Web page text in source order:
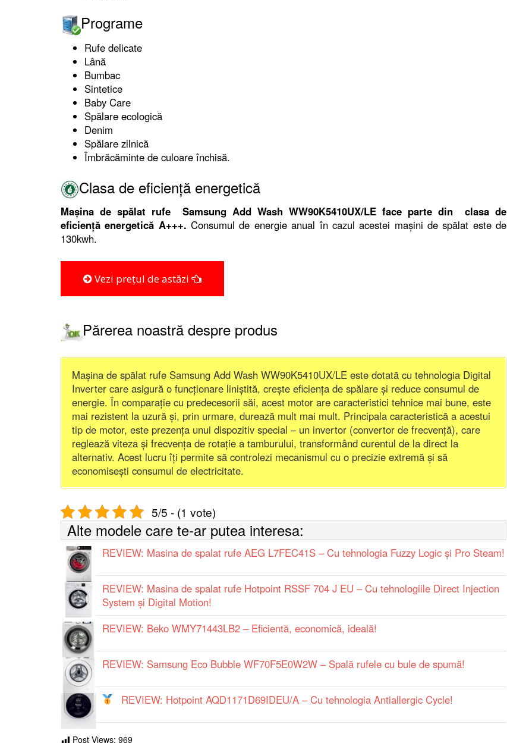
Programe
Rufe delicate
Lână
Bumbac
Sintetice
Baby Care
Spălare ecologică
Denim
Spălare zilnică
Îmbrăcăminte de culoare închisă.
Clasa de eficiență energetică
Mașina de spălat rufe Samsung Add Wash WW90K5410UX/LE face parte din clasa de
eficiență energetică A+++.Consumul de energie anual în cazul acestei mașini de spălat este de
130kwh.
Vezi prețul de astăzi
Părerea noastră despre produs
Mașina de spălat rufe Samsung Add Wash WW90K5410UX/LE este dotată cu tehnologia Digital
Inverter care asigură o funcționare liniștită, crește eficiența de spălare și reduce consumul de
energie. În comparație cu predecesorii săi, acest motor are caracteristici tehnice mai bune, este
mai rezistent la uzură și, prin urmare, durează mult mai mult. Principala caracteristică a acestui
tip de motor, este prezența unui dispozitiv special – un invertor (convertor de frecvență), care
reglează viteza și frecvența de rotație a tamburului, transformând curentul de la direct la
alternativ. Acest lucru îți permite să controlezi mecanismul cu o precizie extremă și să
economisești consumul de electricitate.
5/5 - (1 vote)
Alte modele care te-ar putea interesa:
REVIEW: Masina de spalat rufe AEG L7FEC41S – Cu tehnologia Fuzzy Logic și Pro Steam!
REVIEW: Masina de spalat rufe Hotpoint RSSF 704 J EU – Cu tehnologiile Direct Injection
System și Digital Motion!
REVIEW: Beko WMY71443LB2 – Eficientă, economică, ideală!
REVIEW: Samsung Eco Bubble WF70F5E0W2W – Spală rufele cu bule de spumă!
REVIEW: Hotpoint AQD1171D69IDEU/A – Cu tehnologia Antiallergic Cycle!
Post Views: 969